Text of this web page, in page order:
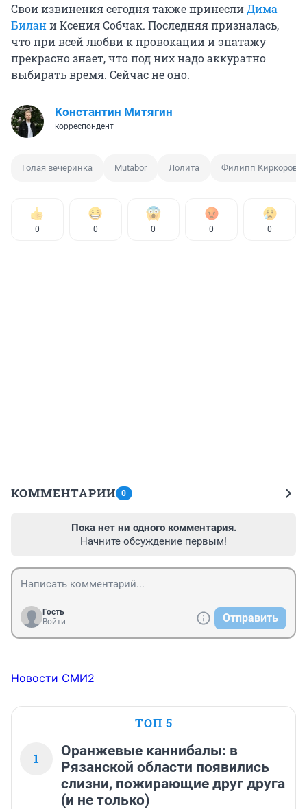
Свои извинения сегодня также принеслиДима
Билани Ксения Собчак. Последняя призналась,
что при всей любви к провокации и эпатажу
прекрасно знает, что под них надо аккуратно
выбирать время. Сейчас не оно.
Константин Митягин
корреспондент
Голая вечеринка Mutabor Лолита Филипп Киркоров
0 0 0 0 0
КОММЕНТАРИИ 0
Пока нет ни одного комментария.
Начните обсуждение первым!
Гость
Войти
Отправить
Новости СМИ2
ТОП 5
1
Оранжевые каннибалы: в
Рязанской области появились
слизни, пожирающие друг друга
(и не только)